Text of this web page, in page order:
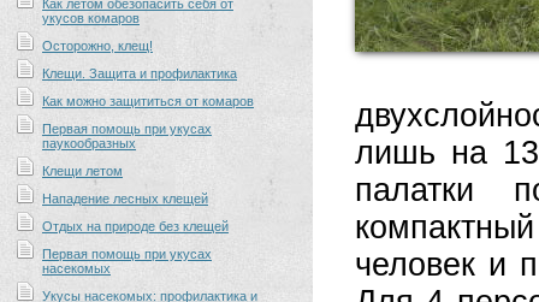
Как летом обезопасить себя от
укусов комаров
Осторожно, клещ!
Клещи. Защита и профилактика
Как можно защититься от комаров
Первая помощь при укусах
паукообразных
Клещи летом
Нападение лесных клещей
Отдых на природе без клещей
Первая помощь при укусах
насекомых
Укусы насекомых: профилактика и
лишь на
палатки
человек и